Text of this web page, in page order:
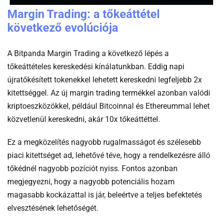
Margin Trading: a tőkeáttétel
következő evolúciója
A Bitpanda Margin Trading a következő lépés a
tőkeáttételes kereskedési kínálatunkban. Eddig napi
újratőkésített tokenekkel lehetett kereskedni legfeljebb 2x
kitettséggel. Az új margin trading termékkel azonban valódi
kriptoeszközökkel, például Bitcoinnal és Ethereummal lehet
közvetlenül kereskedni, akár 10x tőkeáttéttel.
Ez a megközelítés nagyobb rugalmasságot és szélesebb
piaci kitettséget ad, lehetővé téve, hogy a rendelkezésre álló
tőkédnél nagyobb pozíciót nyiss. Fontos azonban
megjegyezni, hogy a nagyobb potenciális hozam
magasabb kockázattal is jár, beleértve a teljes befektetés
elvesztésének lehetőségét.